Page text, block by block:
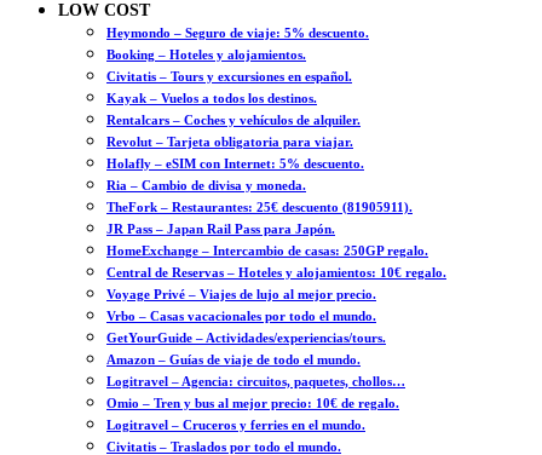
LOW COST
Heymondo – Seguro de viaje: 5% descuento.
Booking – Hoteles y alojamientos.
Civitatis – Tours y excursiones en español.
Kayak – Vuelos a todos los destinos.
Rentalcars – Coches y vehículos de alquiler.
Revolut – Tarjeta obligatoria para viajar.
Holafly – eSIM con Internet: 5% descuento.
Ria – Cambio de divisa y moneda.
TheFork – Restaurantes: 25€ descuento (81905911).
JR Pass – Japan Rail Pass para Japón.
HomeExchange – Intercambio de casas: 250GP regalo.
Central de Reservas – Hoteles y alojamientos: 10€ regalo.
Voyage Privé – Viajes de lujo al mejor precio.
Vrbo – Casas vacacionales por todo el mundo.
GetYourGuide – Actividades/experiencias/tours.
Amazon – Guías de viaje de todo el mundo.
Logitravel – Agencia: circuitos, paquetes, chollos…
Omio – Tren y bus al mejor precio: 10€ de regalo.
Logitravel – Cruceros y ferries en el mundo.
Civitatis – Traslados por todo el mundo.